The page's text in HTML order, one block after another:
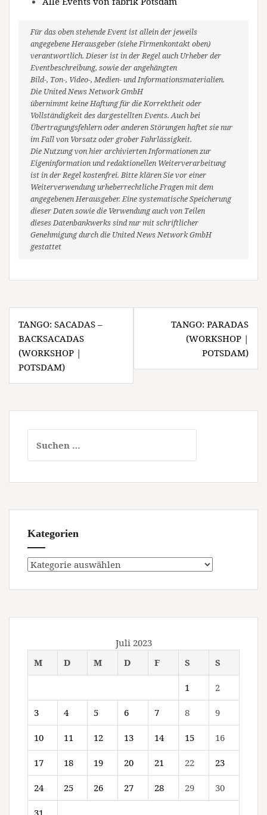
Für das oben stehende Event ist allein der jeweils
angegebene Herausgeber (siehe Firmenkontakt oben)
verantwortlich. Dieser ist in der Regel auch Urheber der
Eventbeschreibung, sowie der angehängten
Bild-, Ton-, Video-, Medien- und Informationsmaterialien.
Die United News Network GmbH
übernimmt keine Haftung für die Korrektheit oder
Vollständigkeit des dargestellten Events. Auch bei
Übertragungsfehlern oder anderen Störungen haftet sie nur
im Fall von Vorsatz oder grober Fahrlässigkeit.
Die Nutzung von hier archivierten Informationen zur
Eigeninformation und redaktionellen Weiterverarbeitung
ist in der Regel kostenfrei. Bitte klären Sie vor einer
Weiterverwendung urheberrechtliche Fragen mit dem
angegebenen Herausgeber. Eine systematische Speicherung
dieser Daten sowie die Verwendung auch von Teilen
dieses Datenbankwerks sind nur mit schriftlicher
Genehmigung durch die United News Network GmbH
gestattet
Beitragsnavigation
TANGO: SACADAS –
BACKSACADAS
(WORKSHOP |
POTSDAM)
TANGO: PARADAS
(WORKSHOP |
POTSDAM)
nach:
Kategorien
Kategorien
Juli 2023
M
D M D F S S
1 2
3 4 5 6 7 8 9
10 11 12 13 14 15 16
17 18 19 20 21 22 23
24 25 26 27 28 29 30
31